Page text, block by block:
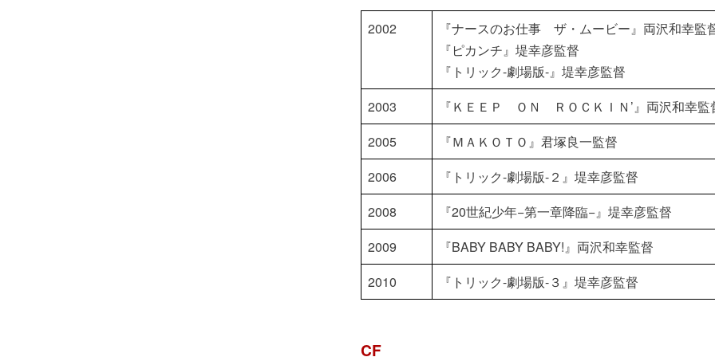
2002
『ナースのお仕事 ザ・ムービー』両沢和幸監
『ピカンチ』堤幸彦監督
『トリック-劇場版-』堤幸彦監督
2003
『ＫＥＥＰ ＯＮ ＲＯＣＫＩＮ’』両沢和幸監
2005
『ＭＡＫＯＴＯ』君塚良一監督
2006
『トリック-劇場版-２』堤幸彦監督
2008
『20世紀少年−第一章降臨−』堤幸彦監督
2009
『BABY BABY BABY!』両沢和幸監督
2010
『トリック-劇場版-３』堤幸彦監督
CF